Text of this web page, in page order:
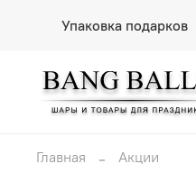
Упаковка подарков
Главная Акции